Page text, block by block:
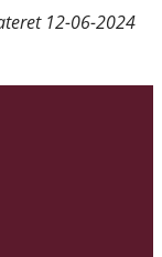
12-06-2024